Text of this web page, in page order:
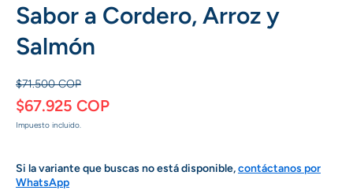
Sabor a Cordero, Arroz y
Salmón
$71.500 COP
$67.925 COP
Impuesto incluido.
Si la variante que buscas no está disponible,contáctanos por
WhatsApp